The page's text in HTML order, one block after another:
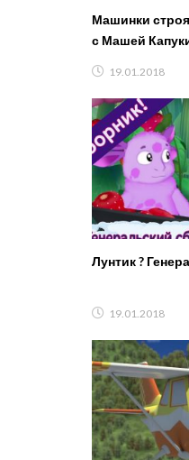
Машинки
с Машей
19.01.2018
Лунтик ?️
19.01.2018